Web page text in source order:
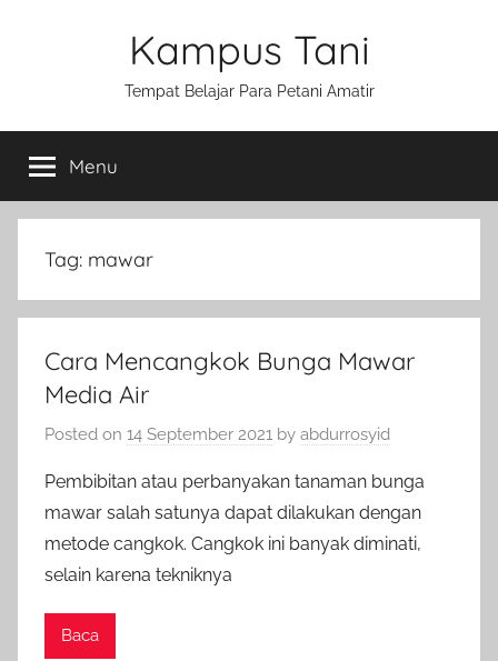
Kampus Tani
Tempat Belajar Para Petani Amatir
Menu
Tag: mawar
Cara Mencangkok Bunga Mawar
Media Air
Posted on 14 September 2021 by abdurrosyid
Pembibitan atau perbanyakan tanaman bunga
mawar salah satunya dapat dilakukan dengan
metode cangkok. Cangkok ini banyak diminati,
selain karena tekniknya
Baca